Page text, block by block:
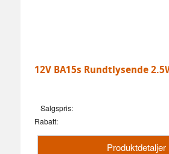
12V BA15s Rundtlysende
Salgspris:
Rabatt:
Produktdetaljer